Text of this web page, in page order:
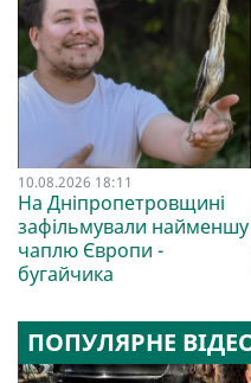
10.08.2026 18:11
На Дніпропетровщині
зафільмували найменшу
чаплю Європи -
бугайчика
ПОПУЛЯРНЕ